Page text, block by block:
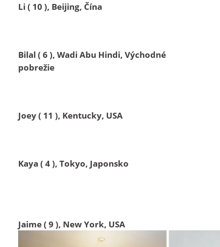
Li ( 10 ), Beijing, Čína
Bilal ( 6 ), Wadi Abu Hindi, Východné
pobrežie
Joey ( 11 ), Kentucky, USA
Kaya ( 4 ), Tokyo, Japonsko
Jaime ( 9 ), New York, USA